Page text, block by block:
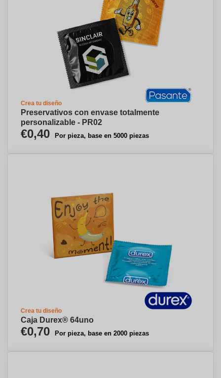
Crea tu diseño
Preservativos con envase totalmente
personalizable - PR02
€0,40 Por pieza, base en 5000 piezas
Crea tu diseño
Caja Durex® 64uno
€0,70 Por pieza, base en 2000 piezas